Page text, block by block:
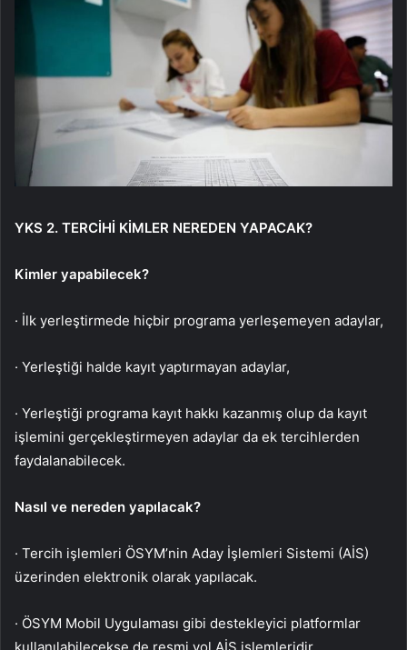
YKS 2. TERCİHİ KİMLER NEREDEN YAPACAK?
Kimler yapabilecek?
· İlk yerleştirmede hiçbir programa yerleşemeyen adaylar,
· Yerleştiği halde kayıt yaptırmayan adaylar,
· Yerleştiği programa kayıt hakkı kazanmış olup da kayıt
işlemini gerçekleştirmeyen adaylar da ek tercihlerden
faydalanabilecek.
Nasıl ve nereden yapılacak?
· Tercih işlemleri ÖSYM’nin Aday İşlemleri Sistemi (AİS)
üzerinden elektronik olarak yapılacak.
· ÖSYM Mobil Uygulaması gibi destekleyici platformlar